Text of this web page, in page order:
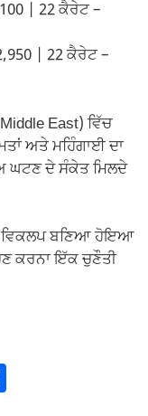
| 22 ਕੈਰੇਟ –
| 22 ਕੈਰੇਟ –
East) ਵਿੱਚ
ਅਤੇ ਮਹਿੰਗਾਈ ਦਾ
ਘਟਣ ਦੇ ਸੰਕੇਤ ਮਿਲਦੇ
ਵਿਕਲਪ ਬਣਿਆ ਹੋਇਆ
ਕਰਨਾ ਇੱਕ ਚੁਣੌਤੀ